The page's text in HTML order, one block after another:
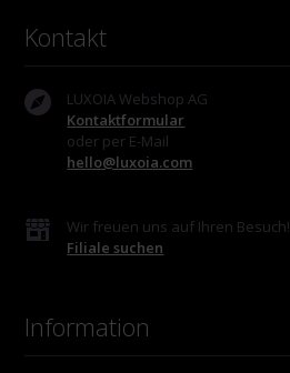
Kontakt
LUXOIA Webshop AG
Kontaktformular
oder per E-Mail
hello@luxoia.com
Wir freuen uns auf Ihren Besuch!
Filiale suchen
Information